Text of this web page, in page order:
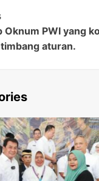
Oknum PWI yang
aturan.